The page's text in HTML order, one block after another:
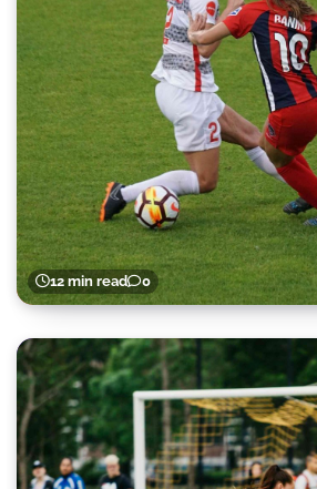
12 min read 0